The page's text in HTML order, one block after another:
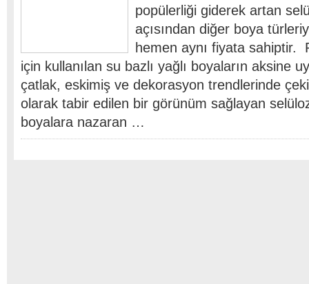
popülerliği giderek artan
açısından diğer boya
hemen aynı fiyata sahiptir.
için kullanılan su bazlı yağlı boyaların aksine
çatlak, eskimiş ve dekorasyon trendlerinde
olarak tabir edilen bir görünüm sağlayan
boyalara nazaran …